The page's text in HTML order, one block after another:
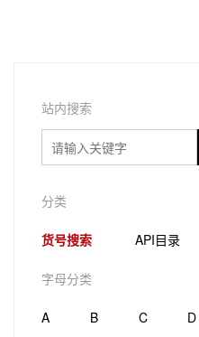
站内搜索
分类
货号搜索 API目录
字母分类
A B C D